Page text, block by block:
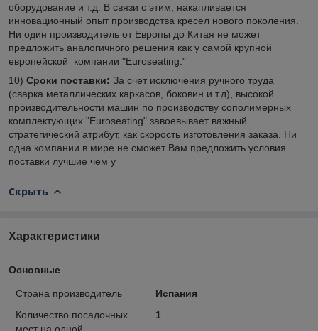
оборудование и т.д. В связи с этим, накапливается
инновационный опыт производства кресел нового поколения.
Ни один производитель от Европы до Китая не может
предложить аналогичного решения как у самой крупной
европейской компании "Euroseating."
10) Сроки поставки: За счет исключения ручного труда
(сварка металлических каркасов, боковин и т.д), высокой
производительности машин по производству сополимерных
комплектующих "Euroseating" завоевывает важный
стратегический атрибут, как скорость изготовления заказа. Ни
одна компании в мире не сможет Вам предложить условия
поставки лучшие чем у
Скрыть
Характеристики
Основные
Страна производитель
Испания
Количество посадочных
1